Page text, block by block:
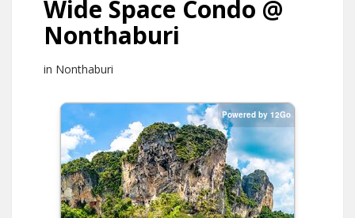
Wide Space Condo @
Nonthaburi
in Nonthaburi